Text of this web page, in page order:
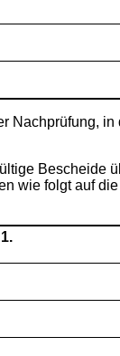
Nachprüfung, in
Bescheide
wie folgt auf